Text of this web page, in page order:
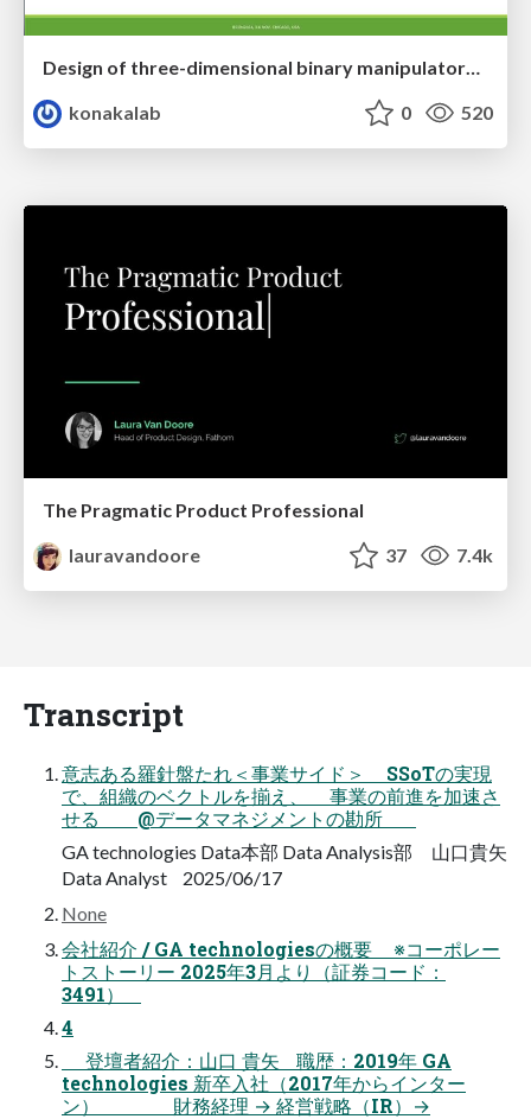
Design of three-dimensional binary manipulators for pick-and-place task avoiding obstacles (IECON2024)
konakalab
0 520
The Pragmatic Product Professional
lauravandoore
37 7.4k
Transcript
意志ある羅針盤たれ＜事業サイド＞ SSoTの実現
で、組織のベクトルを揃え、 事業の前進を加速さ
せる @データマネジメントの勘所
GA technologies Data本部 Data Analysis部 山口貴矢
Data Analyst 2025/06/17
None
会社紹介 / GA technologiesの概要 ※コーポレー
トストーリー 2025年3月より（証券コード：
3491）
4
登壇者紹介：山口 貴矢 職歴：2019年 GA
technologies 新卒入社（2017年からインター
ン） 財務経理 → 経営戦略（IR）→